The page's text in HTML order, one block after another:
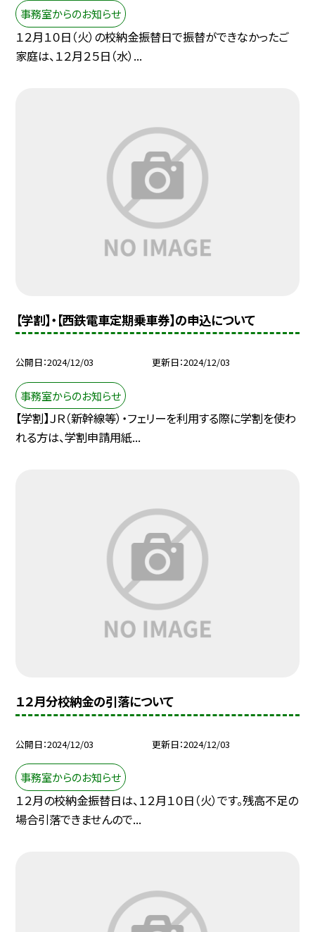
事務室からのお知らせ
１２月１０日（火）の校納金振替日で振替ができなかったご
家庭は、１２月２５日（水）...
【学割】・【西鉄電車定期乗車券】の申込について
公開日 2024/12/03 更新日 2024/12/03
事務室からのお知らせ
【学割】ＪＲ（新幹線等）・フェリーを利用する際に学割を使わ
れる方は、学割申請用紙...
１２月分校納金の引落について
公開日 2024/12/03 更新日 2024/12/03
事務室からのお知らせ
１２月の校納金振替日は、１２月１０日（火）です。残高不足の
場合引落できませんので...